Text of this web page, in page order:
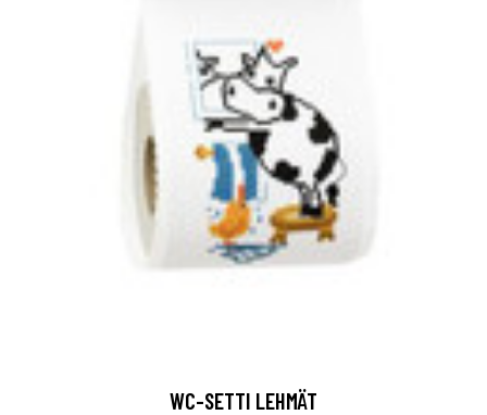
WC-SETTI LEHMÄT